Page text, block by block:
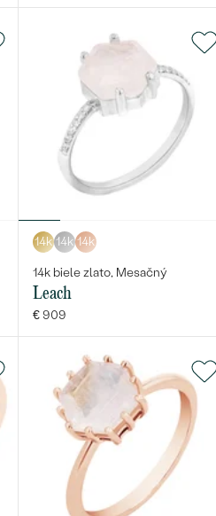
14k 14k 14k
14k biele zlato, Mesačný
Leach
€ 909